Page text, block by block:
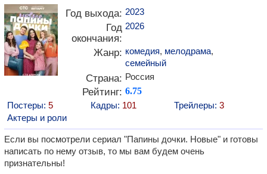
Год выхода: 2023
Год
окончания:
2026
Жанр: комедия, мелодрама,
семейный
Страна: Россия
Рейтинг: 6.75
Постеры: 5 Кадры: 101 Трейлеры: 3
Актеры и роли
Если вы посмотрели сериал "Папины дочки. Новые" и готовы
написать по нему отзыв, то мы вам будем очень
признательны!